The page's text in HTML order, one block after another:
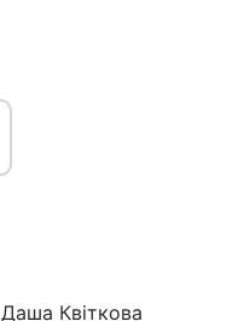
Квіткова